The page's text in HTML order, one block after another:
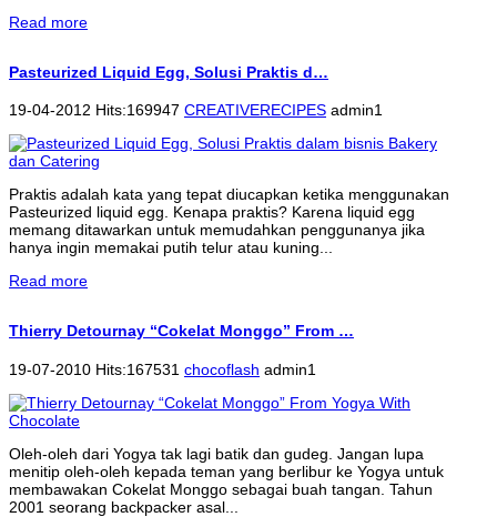
Read more
Pasteurized Liquid Egg, Solusi Praktis d…
19-04-2012 Hits:169947 CREATIVERECIPES admin1
Praktis adalah kata yang tepat diucapkan ketika menggunakan
Pasteurized liquid egg. Kenapa praktis? Karena liquid egg
memang ditawarkan untuk memudahkan penggunanya jika
hanya ingin memakai putih telur atau kuning...
Read more
Thierry Detournay “Cokelat Monggo” From …
19-07-2010 Hits:167531 chocoflash admin1
Oleh-oleh dari Yogya tak lagi batik dan gudeg. Jangan lupa
menitip oleh-oleh kepada teman yang berlibur ke Yogya untuk
membawakan Cokelat Monggo sebagai buah tangan. Tahun
2001 seorang backpacker asal...